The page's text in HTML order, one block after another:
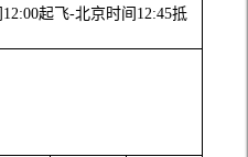
12:00起飞-北京时间 12:45抵